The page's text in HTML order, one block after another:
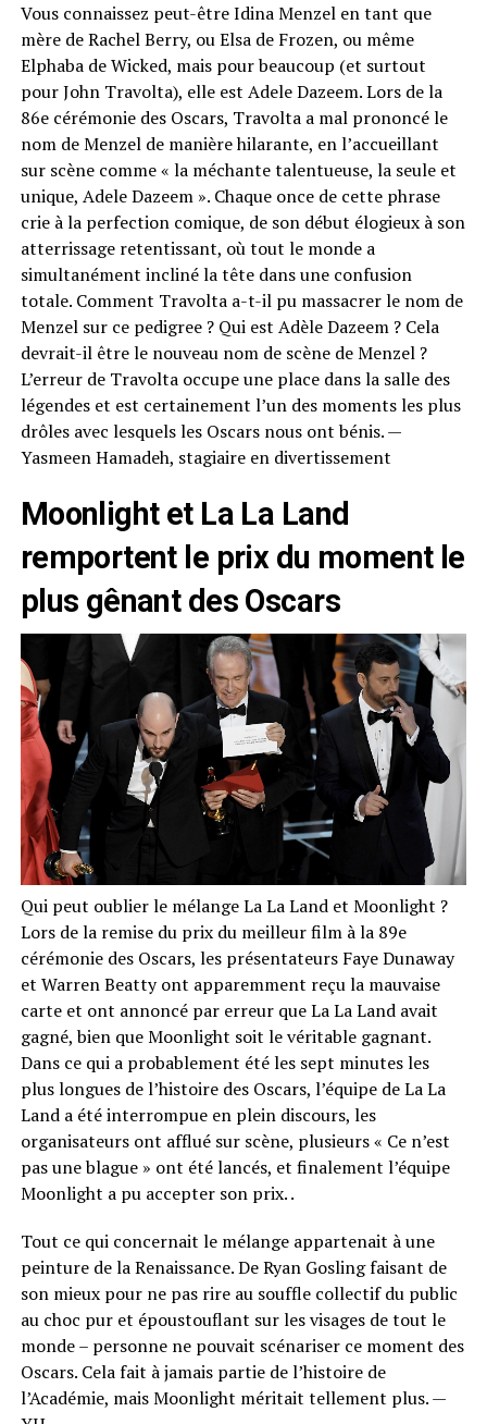
Vous connaissez peut-être Idina Menzel en tant que
mère de Rachel Berry, ou Elsa de Frozen, ou même
Elphaba de Wicked, mais pour beaucoup (et surtout
pour John Travolta), elle est Adele Dazeem. Lors de la
86e cérémonie des Oscars, Travolta a mal prononcé le
nom de Menzel de manière hilarante, en l’accueillant
sur scène comme « la méchante talentueuse, la seule et
unique, Adele Dazeem ». Chaque once de cette phrase
crie à la perfection comique, de son début élogieux à son
atterrissage retentissant, où tout le monde a
simultanément incliné la tête dans une confusion
totale. Comment Travolta a-t-il pu massacrer le nom de
Menzel sur ce pedigree ? Qui est Adèle Dazeem ? Cela
devrait-il être le nouveau nom de scène de Menzel ?
L’erreur de Travolta occupe une place dans la salle des
légendes et est certainement l’un des moments les plus
drôles avec lesquels les Oscars nous ont bénis. —
Yasmeen Hamadeh, stagiaire en divertissement
Moonlight et La La Land
remportent le prix du moment le
plus gênant des Oscars
Qui peut oublier le mélange La La Land et Moonlight ?
Lors de la remise du prix du meilleur film à la 89e
cérémonie des Oscars, les présentateurs Faye Dunaway
et Warren Beatty ont apparemment reçu la mauvaise
carte et ont annoncé par erreur que La La Land avait
gagné, bien que Moonlight soit le véritable gagnant.
Dans ce qui a probablement été les sept minutes les
plus longues de l’histoire des Oscars, l’équipe de La La
Land a été interrompue en plein discours, les
organisateurs ont afflué sur scène, plusieurs « Ce n’est
pas une blague » ont été lancés, et finalement l’équipe
Moonlight a pu accepter son prix. .
Tout ce qui concernait le mélange appartenait à une
peinture de la Renaissance. De Ryan Gosling faisant de
son mieux pour ne pas rire au souffle collectif du public
au choc pur et époustouflant sur les visages de tout le
monde – personne ne pouvait scénariser ce moment des
Oscars. Cela fait à jamais partie de l’histoire de
l’Académie, mais Moonlight méritait tellement plus. —